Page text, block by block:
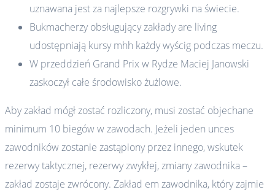
uznawana jest za najlepsze rozgrywki na świecie.
Bukmacherzy obsługujący zakłady are living
udostępniają kursy mhh każdy wyścig podczas meczu.
W przeddzień Grand Prix w Rydze Maciej Janowski
zaskoczył całe środowisko żużlowe.
Aby zakład mógł zostać rozliczony, musi zostać objechane
minimum 10 biegów w zawodach. Jeżeli jeden unces
zawodników zostanie zastąpiony przez innego, wskutek
rezerwy taktycznej, rezerwy zwykłej, zmiany zawodnika –
zakład zostaje zwrócony. Zakład em zawodnika, który zajmie